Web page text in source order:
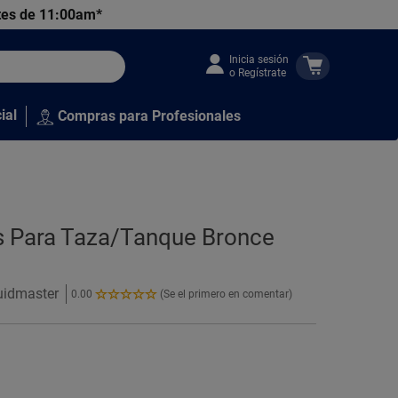
de 11:00am*
Inicia sesión
o Regístrate
Compras para Profesionales
Taza/Tanque Bronce
0.00
0.00
(Se el primero en comentar)